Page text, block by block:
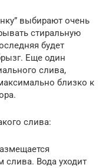
выбирают очень
стиральную
будет
Еще один
слива,
близко к
слива:
слива. Вода уходит